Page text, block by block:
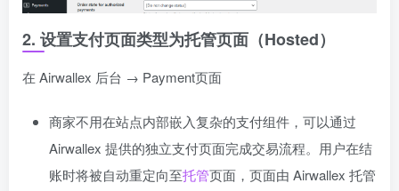
2. 设置支付页面类型为托管页面（Hosted）
在 Airwallex 后台 → Payment页面
商家不用在站点内部嵌入复杂的支付组件，可以通过
Airwallex 提供的独立支付页面完成交易流程。用户在结
账时将被自动重定向至托管页面，页面由 Airwallex 托管